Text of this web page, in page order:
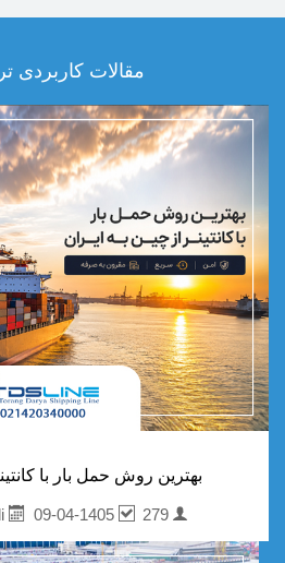
مقالات کاربردی
بهترین روش حمل بار با
mirsaberi mahdi
09-04-1405 279